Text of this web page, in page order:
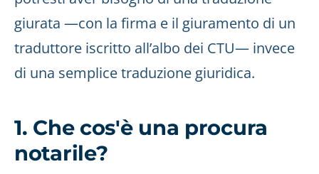
giurata —con la firma e il giuramento di un
traduttore iscritto all’albo dei CTU— invece
di una semplice traduzione giuridica.
1. Che cos'è una procura
notarile?